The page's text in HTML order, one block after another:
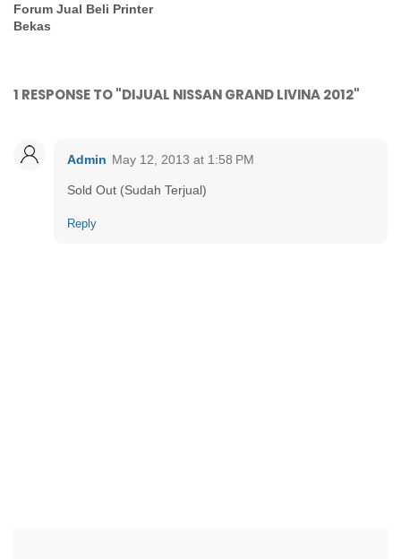
Forum Jual Beli Printer
Bekas
1 RESPONSE TO "DIJUAL NISSAN GRAND LIVINA 2012"
Admin May 12, 2013 at 1:58 PM
Sold Out (Sudah Terjual)
Reply